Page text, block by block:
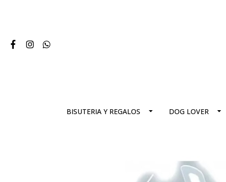
BISUTERIA Y REGALOS DOG LOVER